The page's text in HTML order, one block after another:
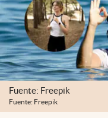
Fuente: Freepik
Fuente: Freepik